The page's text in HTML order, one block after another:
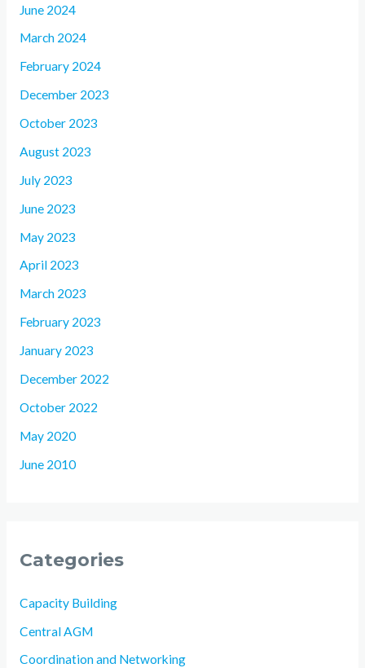
June 2024
March 2024
February 2024
December 2023
October 2023
August 2023
July 2023
June 2023
May 2023
April 2023
March 2023
February 2023
January 2023
December 2022
October 2022
May 2020
June 2010
Categories
Capacity Building
Central AGM
Coordination and Networking